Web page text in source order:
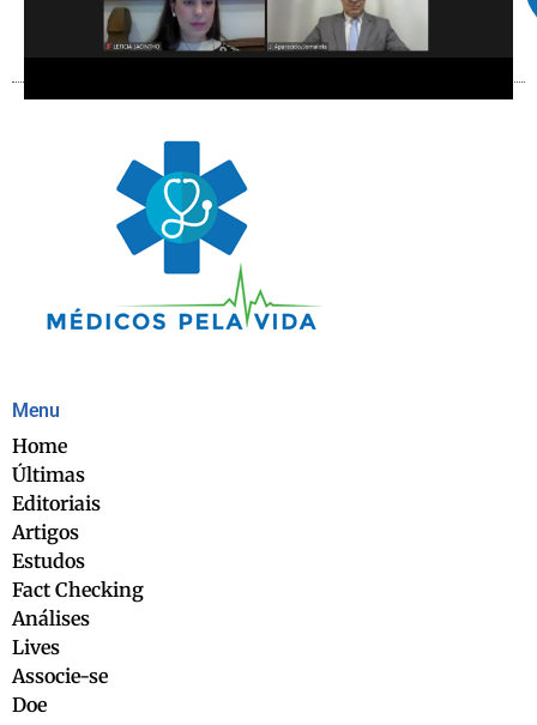
Menu
Home
Últimas
Editoriais
Artigos
Estudos
Fact Checking
Análises
Lives
Associe-se
Doe